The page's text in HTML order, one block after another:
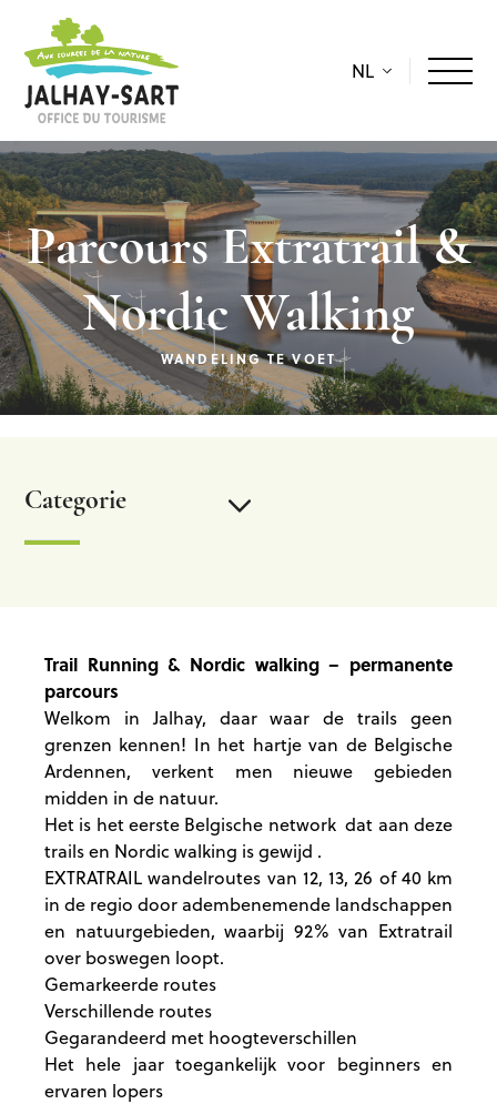
NL
Parcours Extratrail &
Nordic Walking
WANDELING TE VOET
Categorie
Wandelingen met gids
Pad van de bronnen
Parcours Extratrail & Nordic Walking
Jachtkalender
Label wandelingen te voet
De GR- Het Grote Routepad
Nuttige links
Trail Running & Nordic walking – permanente
parcours
Welkom in Jalhay, daar waar de trails geen
grenzen kennen! In het hartje van de Belgische
Ardennen, verkent men nieuwe gebieden
midden in de natuur.
Het is het eerste Belgische network dat aan deze
trails en Nordic walking is gewijd .
EXTRATRAIL wandelroutes van 12, 13, 26 of 40 km
in de regio door adembenemende landschappen
en natuurgebieden, waarbij 92% van Extratrail
over boswegen loopt.
Gemarkeerde routes
Verschillende routes
Gegarandeerd met hoogteverschillen
Het hele jaar toegankelijk voor beginners en
ervaren lopers